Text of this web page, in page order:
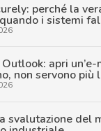
perché la
i sistemi
apri
non servono più
svalutazione del